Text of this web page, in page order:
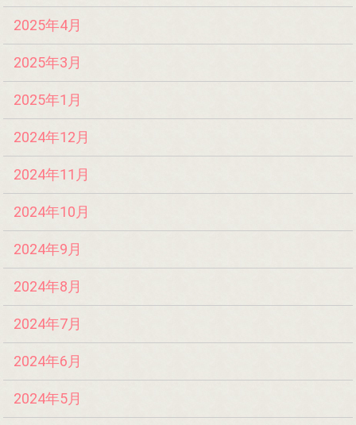
2025年4月
2025年3月
2025年1月
2024年12月
2024年11月
2024年10月
2024年9月
2024年8月
2024年7月
2024年6月
2024年5月